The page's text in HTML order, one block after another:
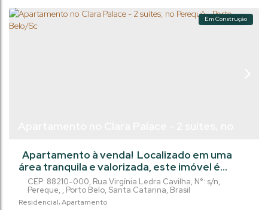
Em Construção
Residencial Apartamento
CEP: 88210-000, Rua Virgínia Ledra Cavilha, N°: s/n,
Pereque , Porto Belo, Santa Catarina, Brasil
Apartamento à venda! Localizado em uma
área tranquila e valorizada, este imóvel é
perfeito para quem busca conforto e
comodidade. Com 2 suítes, este
apartamento é ideal para famílias que buscam